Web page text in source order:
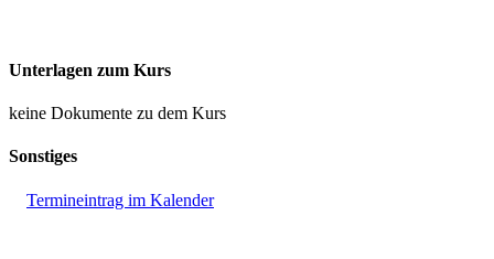
Unterlagen zum Kurs
keine Dokumente zu dem Kurs
Sonstiges
Termineintrag im Kalender